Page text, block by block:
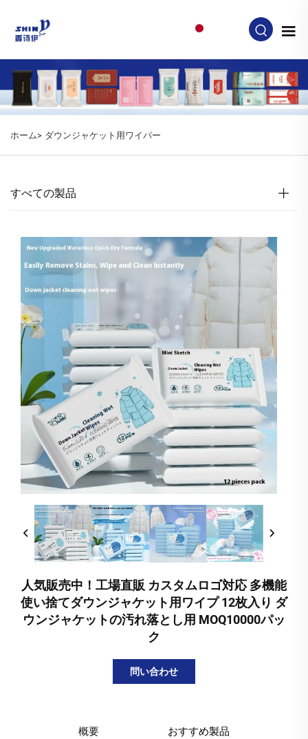
ホーム> ダウンジャケット用ワイパー
すべての製品
人気販売中！工場直販 カスタムロゴ対応 多機能
使い捨てダウンジャケット用ワイプ 12枚入り ダ
ウンジャケットの汚れ落とし用 MOQ10000パッ
ク
問い合わせ
概要 おすすめ製品